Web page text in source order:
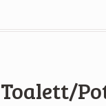
Toalett/